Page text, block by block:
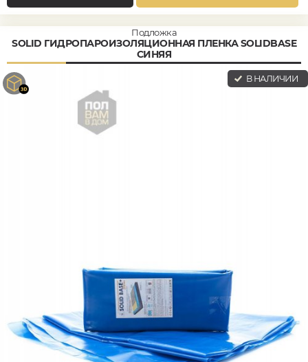
Подложка
SOLID ГИДРОПАРОИЗОЛЯЦИОННАЯ ПЛЕНКА SOLIDBASE
СИНЯЯ
В НАЛИЧИИ